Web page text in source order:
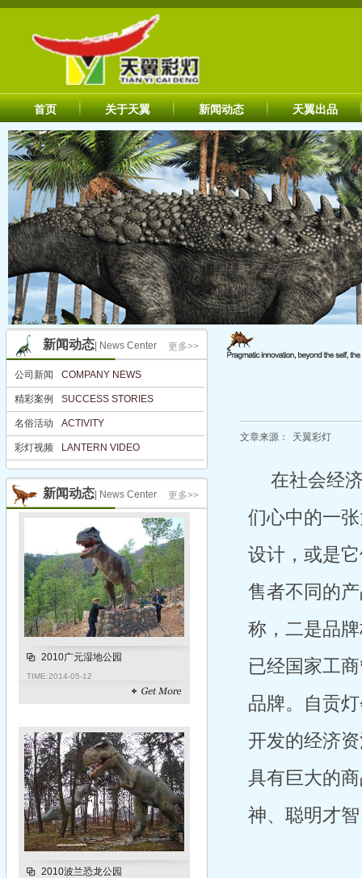
首页 关于天翼 新闻动态 天翼出品
更多>>
新闻动态 | News Center
公司新闻 COMPANY NEWS
精彩案例 SUCCESS STORIES
名俗活动 ACTIVITY
名俗活动 ACTIVITY
彩灯视频 LANTERN VIDEO
更多>>
新闻动态 | News Center
2010广元湿地公园
TIME:2014-05-12
2010波兰恐龙公园
文章来源： 天翼彩灯
在社会经
们心中的一
设计，或是
售者不同的
称，二是品
已经国家工
品牌。自贡
开发的经济
具有巨大的
神、聪明才